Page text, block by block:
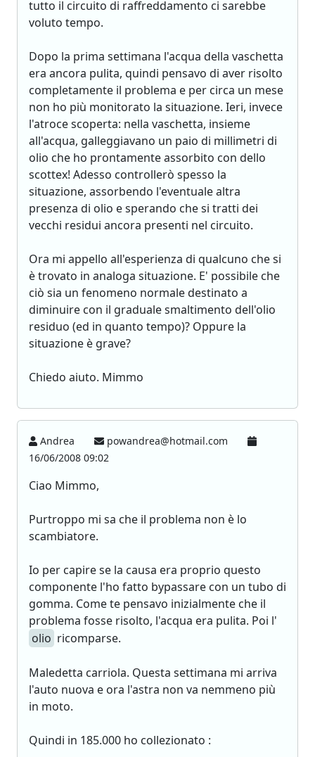
tutto il circuito di raffreddamento ci sarebbe
voluto tempo.
Dopo la prima settimana l'acqua della vaschetta
era ancora pulita, quindi pensavo di aver risolto
completamente il problema e per circa un mese
non ho più monitorato la situazione. Ieri, invece
l'atroce scoperta: nella vaschetta, insieme
all'acqua, galleggiavano un paio di millimetri di
olio che ho prontamente assorbito con dello
scottex! Adesso controllerò spesso la
situazione, assorbendo l'eventuale altra
presenza di olio e sperando che si tratti dei
vecchi residui ancora presenti nel circuito.
Ora mi appello all'esperienza di qualcuno che si
è trovato in analoga situazione. E' possibile che
ciò sia un fenomeno normale destinato a
diminuire con il graduale smaltimento dell'olio
residuo (ed in quanto tempo)? Oppure la
situazione è grave?
Chiedo aiuto. Mimmo
Andrea
powandrea@hotmail.com
16/06/2008 09:02
Ciao Mimmo,
Purtroppo mi sa che il problema non è lo
scambiatore.
Io per capire se la causa era proprio questo
componente l'ho fatto bypassare con un tubo di
gomma. Come te pensavo inizialmente che il
problema fosse risolto, l'acqua era pulita. Poi l'
olio ricomparse.
Maledetta carriola. Questa settimana mi arriva
l'auto nuova e ora l'astra non va nemmeno più
in moto.
Quindi in 185.000 ho collezionato :